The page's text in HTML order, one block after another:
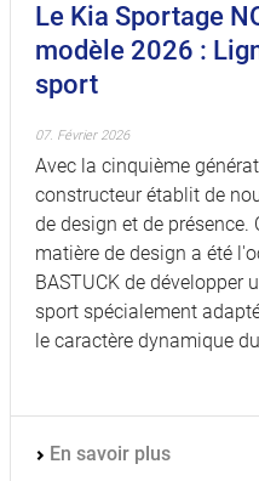
Le Kia Sportage
modèle 2026 :
sport
07. Février 2026
Avec la cinquième
constructeur établit de
de design et de
matière de design a été
BASTUCK de développer
sport spécialement
le caractère dynamique
En savoir plus